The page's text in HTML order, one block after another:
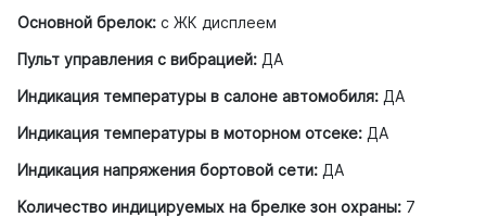
Основной брелок: с ЖК дисплеем
Пульт управления с вибрацией: ДА
Индикация температуры в салоне автомобиля: ДА
Индикация температуры в моторном отсеке: ДА
Индикация напряжения бортовой сети: ДА
Количество индицируемых на брелке зон охраны: 7